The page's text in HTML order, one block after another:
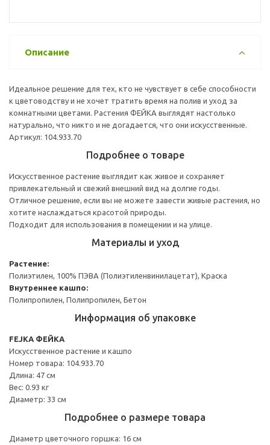
Описание
Идеальное решение для тех, кто не чувствует в себе способности
к цветоводству и не хочет тратить время на полив и уход за
комнатными цветами. Растения ФЕЙКА выглядят настолько
натурально, что никто и не догадается, что они искусственные.
Артикул: 104.933.70
Подробнее о товаре
Искусственное растение выглядит как живое и сохраняет
привлекательный и свежий внешний вид на долгие годы.
Отличное решение, если вы не можете завести живые растения, но
хотите наслаждаться красотой природы.
Подходит для использования в помещении и на улице.
Материалы и уход
Растение:
Полиэтилен, 100% ПЭВА (Полиэтиленвинилацетат), Краска
Внутреннее кашпо:
Полипропилен, Полипропилен, Бетон
Информация об упаковке
FEJKA ФЕЙКА
Искусственное растение и кашпо
Номер товара: 104.933.70
Длина: 47 см
Вес: 0.93 кг
Диаметр: 33 см
Подробнее о размере товара
Диаметр цветочного горшка: 16 см